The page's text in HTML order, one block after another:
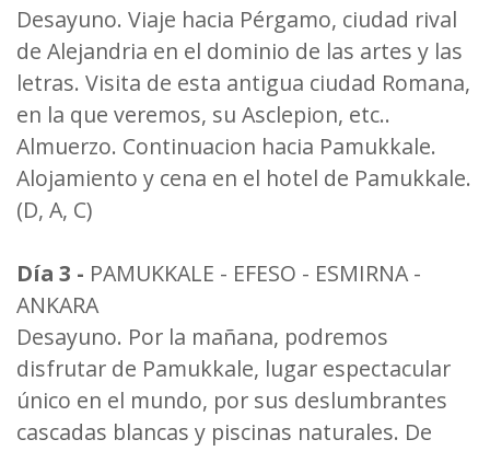
Desayuno. Viaje hacia Pérgamo, ciudad rival
de Alejandria en el dominio de las artes y las
letras. Visita de esta antigua ciudad Romana,
en la que veremos, su Asclepion, etc..
Almuerzo. Continuacion hacia Pamukkale.
Alojamiento y cena en el hotel de Pamukkale.
(D, A, C)
Día 3 - PAMUKKALE - EFESO - ESMIRNA -
ANKARA
Desayuno. Por la mañana, podremos
disfrutar de Pamukkale, lugar espectacular
único en el mundo, por sus deslumbrantes
cascadas blancas y piscinas naturales. De